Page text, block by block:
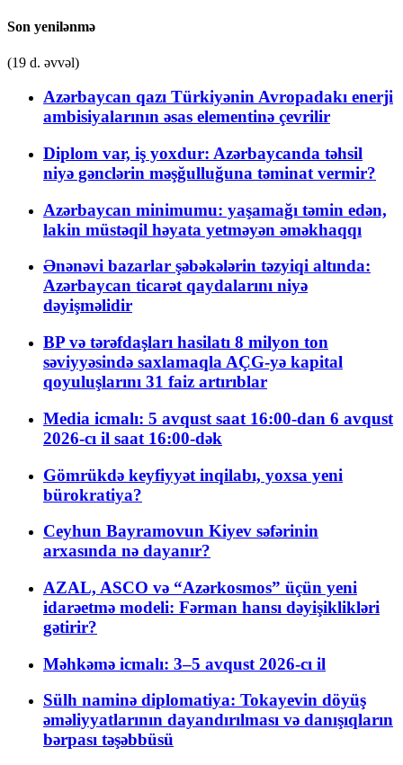
Son yenilənmə
(19 d. əvvəl)
Azərbaycan qazı Türkiyənin Avropadakı enerji
ambisiyalarının əsas elementinə çevrilir
Diplom var, iş yoxdur: Azərbaycanda təhsil
niyə gənclərin məşğulluğuna təminat vermir?
Azərbaycan minimumu: yaşamağı təmin edən,
lakin müstəqil həyata yetməyən əməkhaqqı
Ənənəvi bazarlar şəbəkələrin təzyiqi altında:
Azərbaycan ticarət qaydalarını niyə
dəyişməlidir
BP və tərəfdaşları hasilatı 8 milyon ton
səviyyəsində saxlamaqla AÇG-yə kapital
qoyuluşlarını 31 faiz artırıblar
Media icmalı: 5 avqust saat 16:00-dan 6 avqust
2026-cı il saat 16:00-dək
Gömrükdə keyfiyyət inqilabı, yoxsa yeni
bürokratiya?
Ceyhun Bayramovun Kiyev səfərinin
arxasında nə dayanır?
AZAL, ASCO və “Azərkosmos” üçün yeni
idarəetmə modeli: Fərman hansı dəyişiklikləri
gətirir?
Məhkəmə icmalı: 3–5 avqust 2026-cı il
Sülh naminə diplomatiya: Tokayevin döyüş
əməliyyatlarının dayandırılması və danışıqların
bərpası təşəbbüsü